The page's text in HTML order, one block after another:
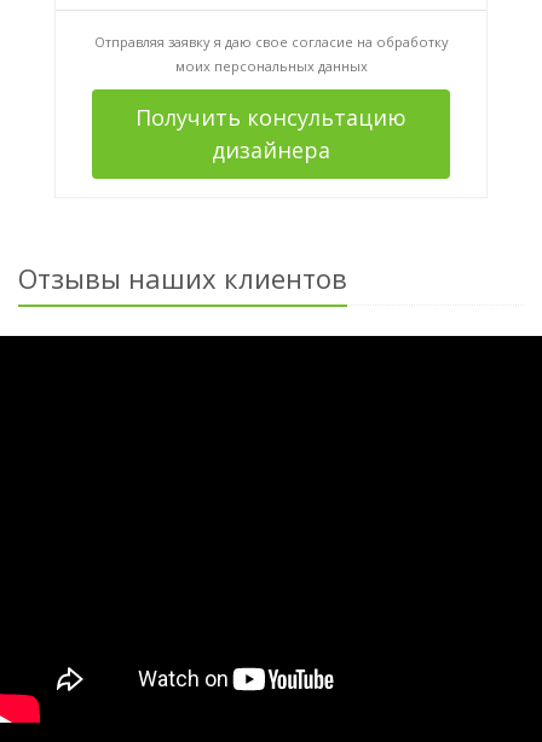
Отправляя заявку я даю свое согласие на обработку
моих персональных данных
Получить консультацию
дизайнера
Отзывы наших клиентов